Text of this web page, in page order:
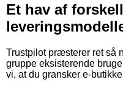
Et hav af
Trustpilot præsterer ret så
gruppe eksisterende
vi, at du gransker e-